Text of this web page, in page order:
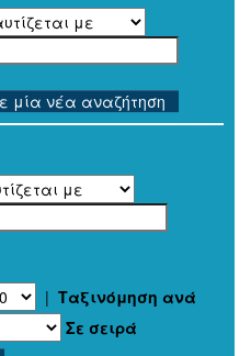
μία νέα αναζήτηση
| Ταξινόμηση ανά
Σε σειρά